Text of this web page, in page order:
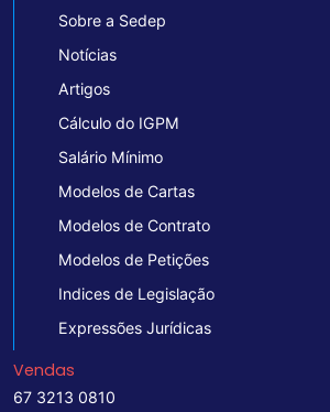
Sobre a Sedep
Notícias
Artigos
Cálculo do IGPM
Salário Mínimo
Modelos de Cartas
Modelos de Contrato
Modelos de Petições
Indices de Legislação
Expressões Jurídicas
Vendas
67 3213 0810